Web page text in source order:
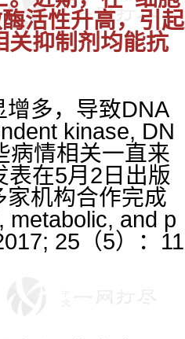
活性升高，引起
关抑制剂均能抗
多，导致DNA
kinase, DN
病情相关一直来
表在5月 2 日出版
家机构合作完成
metabolic, and p
25（5）：11